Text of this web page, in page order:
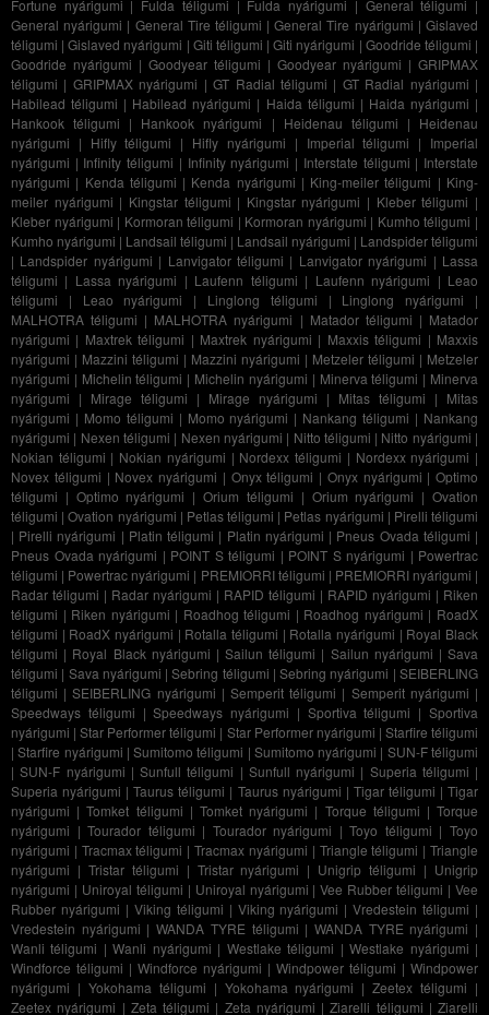
Fortune nyárigumi | Fulda téligumi | Fulda nyárigumi | General téligumi |
General nyárigumi | General Tire téligumi |General Tire nyárigumi |Gislaved
téligumi |Gislaved nyárigumi | Giti téligumi |Giti nyárigumi | Goodride téligumi |
Goodride nyárigumi | Goodyear téligumi | Goodyear nyárigumi | GRIPMAX
téligumi | GRIPMAX nyárigumi |GT Radial téligumi | GT Radial nyárigumi |
Habilead téligumi | Habilead nyárigumi | Haida téligumi | Haida nyárigumi |
Hankook téligumi | Hankook nyárigumi | Heidenau téligumi | Heidenau
nyárigumi | Hifly téligumi | Hifly nyárigumi | Imperial téligumi | Imperial
nyárigumi | Infinity téligumi | Infinity nyárigumi | Interstate téligumi | Interstate
nyárigumi | Kenda téligumi | Kenda nyárigumi | King-meiler téligumi | King-
meiler nyárigumi | Kingstar téligumi | Kingstar nyárigumi | Kleber téligumi |
Kleber nyárigumi | Kormoran téligumi | Kormoran nyárigumi | Kumho téligumi |
Kumho nyárigumi | Landsail téligumi | Landsail nyárigumi | Landspider téligumi
| Landspider nyárigumi | Lanvigator téligumi | Lanvigator nyárigumi | Lassa
téligumi | Lassa nyárigumi | Laufenn téligumi | Laufenn nyárigumi | Leao
téligumi | Leao nyárigumi | Linglong téligumi | Linglong nyárigumi |
MALHOTRA téligumi | MALHOTRA nyárigumi | Matador téligumi | Matador
nyárigumi | Maxtrek téligumi | Maxtrek nyárigumi | Maxxis téligumi | Maxxis
nyárigumi | Mazzini téligumi | Mazzini nyárigumi | Metzeler téligumi | Metzeler
nyárigumi | Michelin téligumi | Michelin nyárigumi | Minerva téligumi | Minerva
nyárigumi | Mirage téligumi | Mirage nyárigumi | Mitas téligumi | Mitas
nyárigumi | Momo téligumi | Momo nyárigumi | Nankang téligumi | Nankang
nyárigumi | Nexen téligumi | Nexen nyárigumi | Nitto téligumi | Nitto nyárigumi |
Nokian téligumi | Nokian nyárigumi | Nordexx téligumi | Nordexx nyárigumi |
Novex téligumi | Novex nyárigumi | Onyx téligumi | Onyx nyárigumi | Optimo
téligumi | Optimo nyárigumi |Orium téligumi | Orium nyárigumi |Ovation
téligumi |Ovation nyárigumi | Petlas téligumi | Petlas nyárigumi | Pirelli téligumi
| Pirelli nyárigumi | Platin téligumi | Platin nyárigumi | Pneus Ovada téligumi |
Pneus Ovada nyárigumi | POINT S téligumi | POINT S nyárigumi | Powertrac
téligumi | Powertrac nyárigumi | PREMIORRI téligumi | PREMIORRI nyárigumi |
Radar téligumi | Radar nyárigumi | RAPID téligumi | RAPID nyárigumi | Riken
téligumi | Riken nyárigumi | Roadhog téligumi | Roadhog nyárigumi | RoadX
téligumi | RoadX nyárigumi | Rotalla téligumi | Rotalla nyárigumi | Royal Black
téligumi | Royal Black nyárigumi |Sailun téligumi | Sailun nyárigumi |Sava
téligumi | Sava nyárigumi |Sebring téligumi |Sebring nyárigumi |SEIBERLING
téligumi |SEIBERLING nyárigumi |Semperit téligumi | Semperit nyárigumi |
Speedways téligumi |Speedways nyárigumi | Sportiva téligumi |Sportiva
nyárigumi |Star Performer téligumi | Star Performer nyárigumi | Starfire téligumi
|Starfire nyárigumi |Sumitomo téligumi | Sumitomo nyárigumi | SUN-F téligumi
|SUN-F nyárigumi | Sunfull téligumi | Sunfull nyárigumi | Superia téligumi |
Superia nyárigumi |Taurus téligumi | Taurus nyárigumi | Tigar téligumi |Tigar
nyárigumi |Tomket téligumi | Tomket nyárigumi | Torque téligumi |Torque
nyárigumi |Tourador téligumi | Tourador nyárigumi |Toyo téligumi |Toyo
nyárigumi | Tracmax téligumi |Tracmax nyárigumi | Triangle téligumi |Triangle
nyárigumi | Tristar téligumi | Tristar nyárigumi | Unigrip téligumi | Unigrip
nyárigumi | Uniroyal téligumi | Uniroyal nyárigumi |Vee Rubber téligumi |Vee
Rubber nyárigumi | Viking téligumi | Viking nyárigumi |Vredestein téligumi |
Vredestein nyárigumi |WANDA TYRE téligumi | WANDA TYRE nyárigumi |
Wanli téligumi |Wanli nyárigumi | Westlake téligumi |Westlake nyárigumi |
Windforce téligumi | Windforce nyárigumi | Windpower téligumi | Windpower
nyárigumi | Yokohama téligumi | Yokohama nyárigumi |Zeetex téligumi |
Zeetex nyárigumi | Zeta téligumi | Zeta nyárigumi |Ziarelli téligumi | Ziarelli